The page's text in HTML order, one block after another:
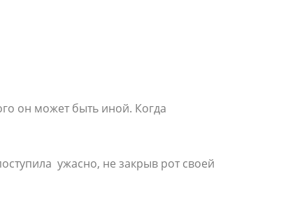
он может быть иной. Когда
ужасно, не закрыв рот своей